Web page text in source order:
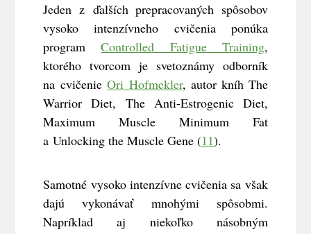
Jeden z ďalších prepracovaných spôsobov
vysoko intenzívneho cvičenia ponúka
programControlled Fatigue Training,
ktorého tvorcom je svetoznámy odborník
na cvičenieOri Hofmekler, autor kníh The
Warrior Diet, The Anti-Estrogenic Diet,
Maximum Muscle Minimum Fat
a Unlocking the Muscle Gene (11).
Samotné vysoko intenzívne cvičenia sa však
dajú vykonávať mnohými spôsobmi.
Napríklad aj niekoľko násobným